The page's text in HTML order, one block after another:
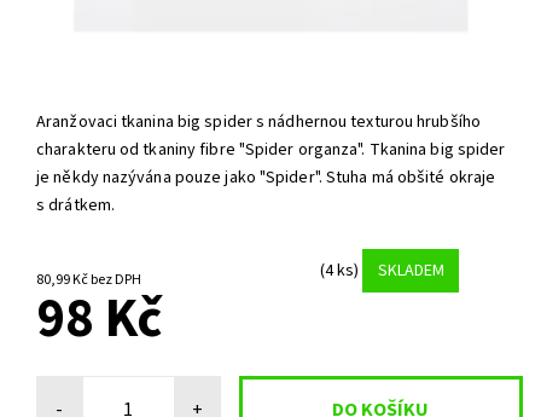
Aranžovaci tkanina big spider s nádhernou texturou hrubšího
charakteru od tkaniny fibre "Spider organza". Tkanina big spider
je někdy nazývána pouze jako "Spider". Stuha má obšité okraje
s drátkem.
80,99 Kč bez DPH (4 ks) SKLADEM
98 Kč
- +